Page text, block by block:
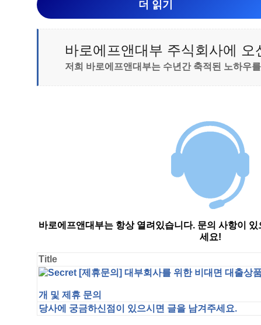
더 읽기
바로에프앤대부 주식회사에 오
저희 바로에프앤대부는 수년간 축적된 노하우
바로에프앤대부는 항상 열려있습니다. 문의 사항이
세요!
Title
[제휴문의] 대부회사를 위한 비대면 대출상
개 및 제휴 문의
당사에 궁금하신점이 있으시면 글을 남겨주세요.